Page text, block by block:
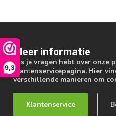
9,3
Meer informatie
Als je vragen hebt over onze
klantenservicepagina. Hier
verschillende manieren om
Klantenservice